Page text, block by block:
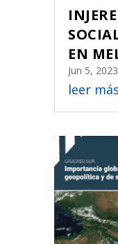
EN
Jun 5, 2023
leer más